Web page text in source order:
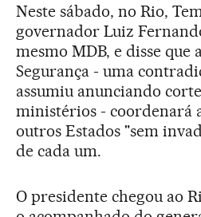
Neste sábado, no Rio,
governador Luiz
mesmo MDB, e disse que
Segurança - uma
assumiu anunciando
ministérios - coordenará
outros Estados "sem
de cada um.
O presidente chegou ao